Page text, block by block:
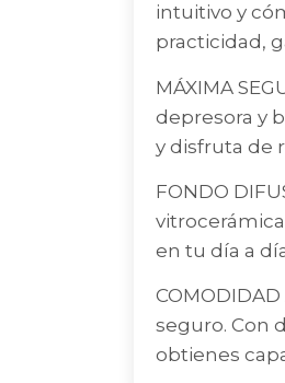
intuitivo y
practicidad,
MÁXIMA
depresora y
y disfruta de
FONDO
en tu día a
seguro. Con
obtienes